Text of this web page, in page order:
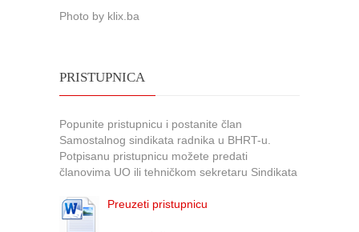
Photo by klix.ba
PRISTUPNICA
Popunite pristupnicu i postanite član
Samostalnog sindikata radnika u BHRT-u.
Potpisanu pristupnicu možete predati
članovima UO ili tehničkom sekretaru Sindikata
Preuzeti pristupnicu